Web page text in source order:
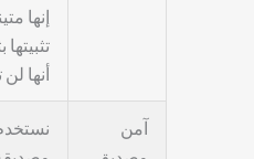
إنها
أنها
آمن